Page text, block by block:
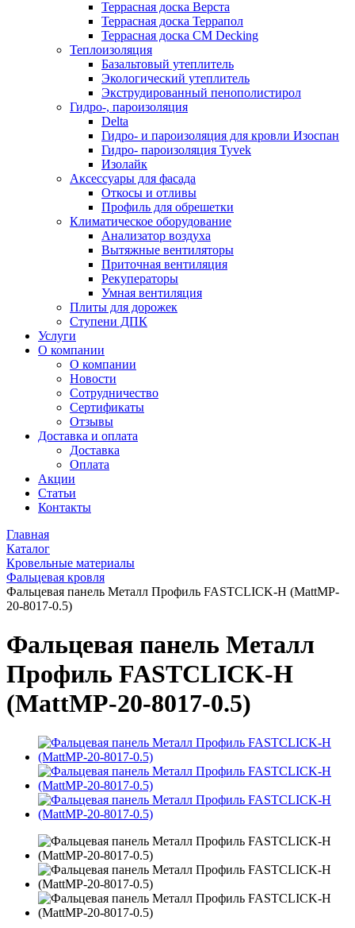
Террасная доска Верста
Террасная доска Террапол
Террасная доска CM Decking
Теплоизоляция
Базальтовый утеплитель
Экологический утеплитель
Экструдированный пенополистирол
Гидро-, пароизоляция
Delta
Гидро- и пароизоляция для кровли Изоспан
Гидро- пароизоляция Tyvek
Изолайк
Аксессуары для фасада
Откосы и отливы
Профиль для обрешетки
Климатическое оборудование
Анализатор воздуха
Вытяжные вентиляторы
Приточная вентиляция
Рекуператоры
Умная вентиляция
Плиты для дорожек
Ступени ДПК
Услуги
О компании
О компании
Новости
Сотрудничество
Сертификаты
Отзывы
Доставка и оплата
Доставка
Оплата
Акции
Статьи
Контакты
Главная
Каталог
Кровельные материалы
Фальцевая кровля
Фальцевая панель Металл Профиль FASTCLICK-Н (MattMP-
20-8017-0.5)
Фальцевая панель Металл
Профиль FASTCLICK-Н
(MattMP-20-8017-0.5)